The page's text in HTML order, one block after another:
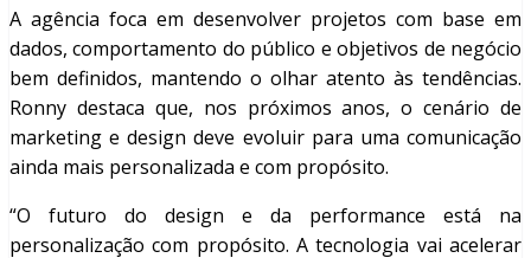
A agência foca em desenvolver projetos com base em
dados, comportamento do público e objetivos de negócio
bem definidos, mantendo o olhar atento às tendências.
Ronny destaca que, nos próximos anos, o cenário de
marketing e design deve evoluir para uma comunicação
ainda mais personalizada e com propósito.
“O futuro do design e da performance está na
personalização com propósito. A tecnologia vai acelerar